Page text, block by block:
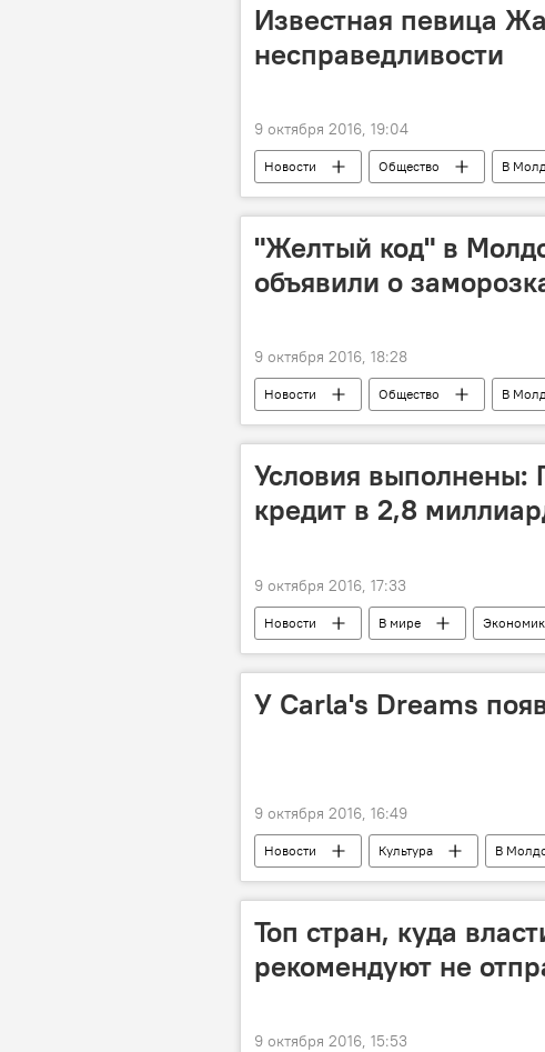
Известная певица
несправедливости
9 октября 2016, 19:04
Новости Общество В
Жасмин
протест
"Желтый код" в
объявили о
9 октября 2016, 18:28
Новости Общество В
прогноз
Государственная
Условия выполнены:
кредит в 2,8
9 октября 2016, 17:33
Новости В мире
министерство финансов
У Carla's Dreams
9 октября 2016, 16:49
Новости Культура В
Carla's Dreams
Топ стран, куда
рекомендуют не
9 октября 2016, 15:53